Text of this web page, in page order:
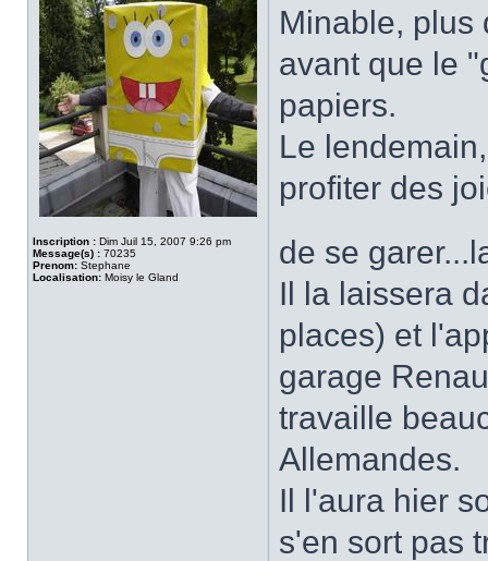
Inscription : Dim Juil 15, 2007 9:26 pm
Message(s) : 70235
Prenom: Stephane
Localisation: Moisy le Gland
Minable, plus
avant que le
papiers.
Le
profiter des
de se
Il la laissera
places) et
garage
travaille
Allemandes.
Il l'aura hier
s'en sort pas